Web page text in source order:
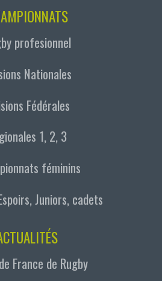
profesionnel
Nationales
Fédérales
1, 2, 3
féminins
Juniors, cadets
France de Rugby